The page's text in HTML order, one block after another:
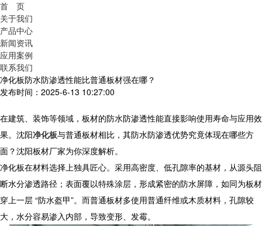
首 页
关于我们
产品中心
新闻资讯
应用案例
联系我们
净化板防水防渗透性能比普通板材强在哪？
发布时间：2025-6-13 10:27:00
在建筑、装饰等领域，板材的防水防渗透性能直接影响使用寿命与应用效
果。 沈阳净化板与普通板材相比，其防水防渗透优势究竟体现在哪些方
面？沈阳板材厂家为你深度解析。
净化板在材料选择上独具匠心。采用高密度、低孔隙率的基材，从源头阻
断水分渗透路径；表面覆以特殊涂层，形成紧密的防水屏障，如同为板材
穿上一层 “防水盔甲”。而普通板材多使用普通纤维或木质材料，孔隙较
大，水分容易渗入内部，导致变形、发霉。